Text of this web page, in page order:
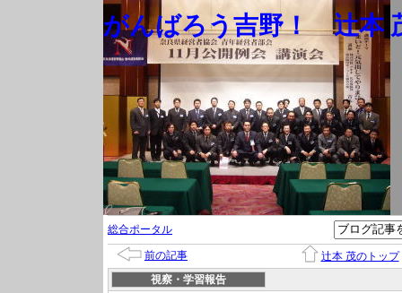
がんばろう吉野！ 辻本
総合ポータル
前の記事
辻本 茂のトップ
視察・学習報告